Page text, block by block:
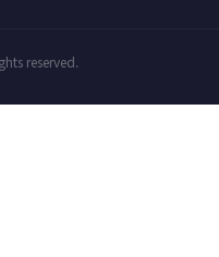
reserved.